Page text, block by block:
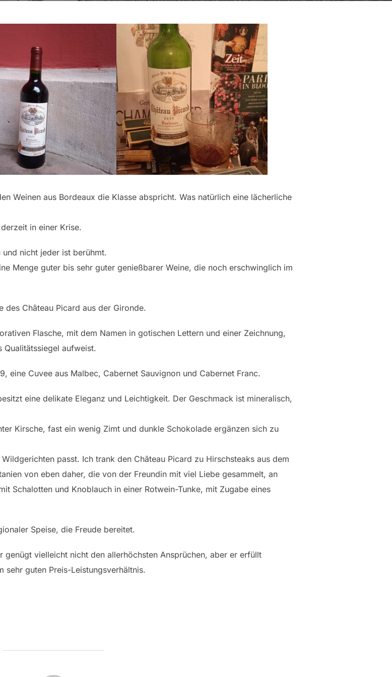
Weinen aus Bordeaux die Klasse abspricht. Was natürlich eine lächerliche
in einer Krise.
nicht jeder ist berühmt.
Menge guter bis sehr guter genießbarer Weine, die noch erschwinglich im
des Château Picard aus der Gironde.
Flasche, mit dem Namen in gotischen Lettern und einer Zeichnung,
aufweist.
eine Cuvee aus Malbec, Cabernet Sauvignon und Cabernet Franc.
eine delikate Eleganz und Leichtigkeit. Der Geschmack ist mineralisch,
Kirsche, fast ein wenig Zimt und dunkle Schokolade ergänzen sich zu
passt. Ich trank den Château Picard zu Hirschsteaks aus dem
von eben daher, die von der Freundin mit viel Liebe gesammelt, an
Schalotten und Knoblauch in einer Rotwein-Tunke, mit Zugabe eines
Speise, die Freude bereitet.
genügt vielleicht nicht den allerhöchsten Ansprüchen, aber er erfüllt
sehr guten Preis-Leistungsverhältnis.